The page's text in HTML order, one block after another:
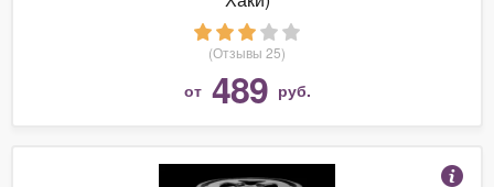
(Отзывы 25)
от 489 руб.